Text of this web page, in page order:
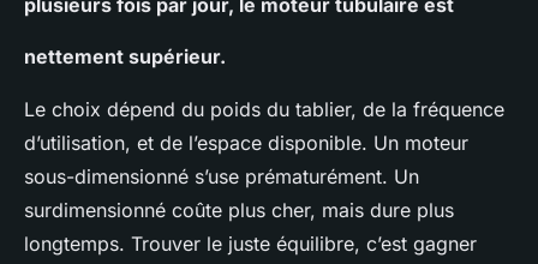
plusieurs fois par jour, le moteur tubulaire est
nettement supérieur.
Le choix dépend du poids du tablier, de la fréquence
d’utilisation, et de l’espace disponible. Un moteur
sous-dimensionné s’use prématurément. Un
surdimensionné coûte plus cher, mais dure plus
longtemps. Trouver le juste équilibre, c’est gagner